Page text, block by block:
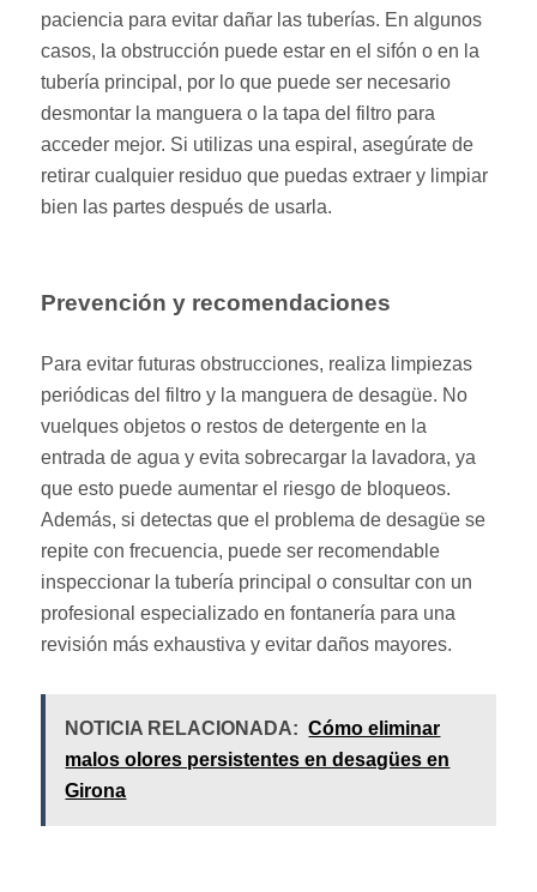
paciencia para evitar dañar las tuberías. En algunos
casos, la obstrucción puede estar en el sifón o en la
tubería principal, por lo que puede ser necesario
desmontar la manguera o la tapa del filtro para
acceder mejor. Si utilizas una espiral, asegúrate de
retirar cualquier residuo que puedas extraer y limpiar
bien las partes después de usarla.
Prevención y recomendaciones
Para evitar futuras obstrucciones, realiza limpiezas
periódicas del filtro y la manguera de desagüe. No
vuelques objetos o restos de detergente en la
entrada de agua y evita sobrecargar la lavadora, ya
que esto puede aumentar el riesgo de bloqueos.
Además, si detectas que el problema de desagüe se
repite con frecuencia, puede ser recomendable
inspeccionar la tubería principal o consultar con un
profesional especializado en fontanería para una
revisión más exhaustiva y evitar daños mayores.
NOTICIA RELACIONADA: Cómo eliminar
malos olores persistentes en desagües en
Girona